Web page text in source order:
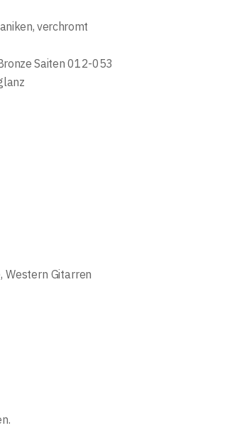
verchromt
Saiten 012-053
, Western Gitarren